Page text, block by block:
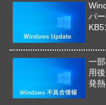
バ
一
用
発